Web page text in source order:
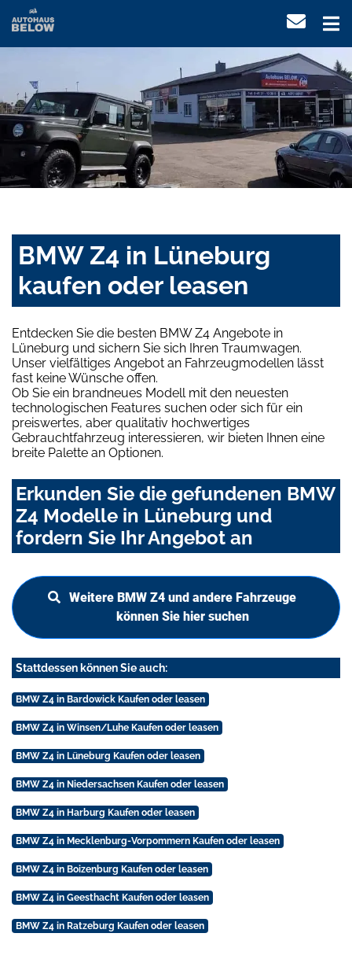
BMW Z4 in Lüneburg
kaufen oder leasen
Entdecken Sie die besten BMW Z4 Angebote in
Lüneburg und sichern Sie sich Ihren Traumwagen.
Unser vielfältiges Angebot an Fahrzeugmodellen lässt
fast keine Wünsche offen.
Ob Sie ein brandneues Modell mit den neuesten
technologischen Features suchen oder sich für ein
preiswertes, aber qualitativ hochwertiges
Gebrauchtfahrzeug interessieren, wir bieten Ihnen eine
breite Palette an Optionen.
Erkunden Sie die gefundenen BMW
Z4 Modelle in Lüneburg und
fordern Sie Ihr Angebot an
Weitere BMW Z4 und andere Fahrzeuge
können Sie hier suchen
Stattdessen können Sie auch:
BMW Z4 in Bardowick Kaufen oder leasen
BMW Z4 in Winsen/Luhe Kaufen oder leasen
BMW Z4 in Lüneburg Kaufen oder leasen
BMW Z4 in Niedersachsen Kaufen oder leasen
BMW Z4 in Harburg Kaufen oder leasen
BMW Z4 in Mecklenburg-Vorpommern Kaufen oder leasen
BMW Z4 in Boizenburg Kaufen oder leasen
BMW Z4 in Geesthacht Kaufen oder leasen
BMW Z4 in Ratzeburg Kaufen oder leasen